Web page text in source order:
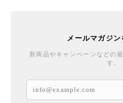
メールマガジン
新商品やキャンペーンなどの
す。